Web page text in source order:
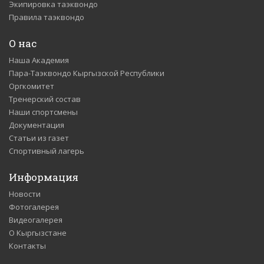
Экипировка таэквондо
Правила таэквондо
О нас
Наша Академия
Пара-Таэквондо Кыргызской Республики
Оргкомитет
Тренерский состав
Наши спортсмены
Документация
Статьи из газет
Спортивный лагерь
Информация
Новости
Фотогалерея
Видеогалерея
О Кыргызстане
Контакты